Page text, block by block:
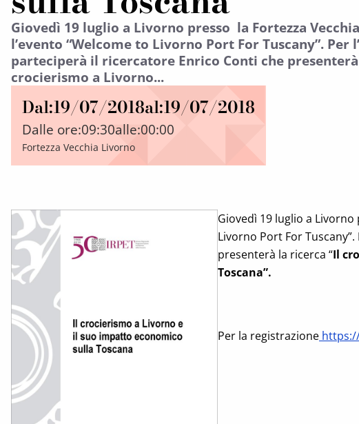
Giovedì 19 luglio a Livorno presso la Fortezza
l’evento “Welcome to Livorno Port For Tuscany”. Per
parteciperà il ricercatore Enrico Conti che
crocierismo a Livorno...
Dal:19/07/2018al:19/07/2018
Dalle ore:09:30alle:00:00
Fortezza Vecchia Livorno
Giovedì 19 luglio a
Livorno Port For
presenterà la ricerca “Il
Toscana”.
Per la registrazione